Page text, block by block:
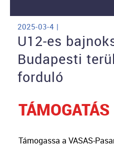
2025-03-4 |
U12-es
Budapesti
forduló
TÁMOGATÁS
Támogassa a VASAS-